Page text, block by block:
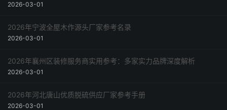
2026-03-01
2026年宁波全屋木作源头厂家参考名录
2026-03-01
2026年襄州区装修服务商实用参考：多家实力品牌深度解析
2026-03-01
2026年河北唐山优质脱硫供应厂家参考手册
2026-03-01